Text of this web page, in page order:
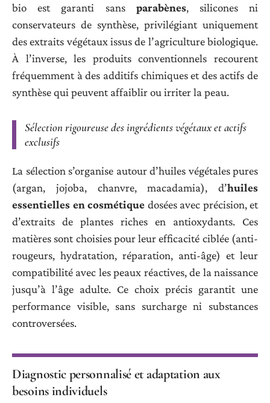
bio est garanti sans parabènes, silicones ni
conservateurs de synthèse, privilégiant uniquement
des extraits végétaux issus de l’agriculture biologique.
À l’inverse, les produits conventionnels recourent
fréquemment à des additifs chimiques et des actifs de
synthèse qui peuvent affaiblir ou irriter la peau.
Sélection rigoureuse des ingrédients végétaux et actifs
exclusifs
La sélection s’organise autour d’huiles végétales pures
(argan, jojoba, chanvre, macadamia), d’huiles
essentielles en cosmétique dosées avec précision, et
d’extraits de plantes riches en antioxydants. Ces
matières sont choisies pour leur efficacité ciblée (anti-
rougeurs, hydratation, réparation, anti-âge) et leur
compatibilité avec les peaux réactives, de la naissance
jusqu’à l’âge adulte. Ce choix précis garantit une
performance visible, sans surcharge ni substances
controversées.
Diagnostic personnalisé et adaptation aux
besoins individuels